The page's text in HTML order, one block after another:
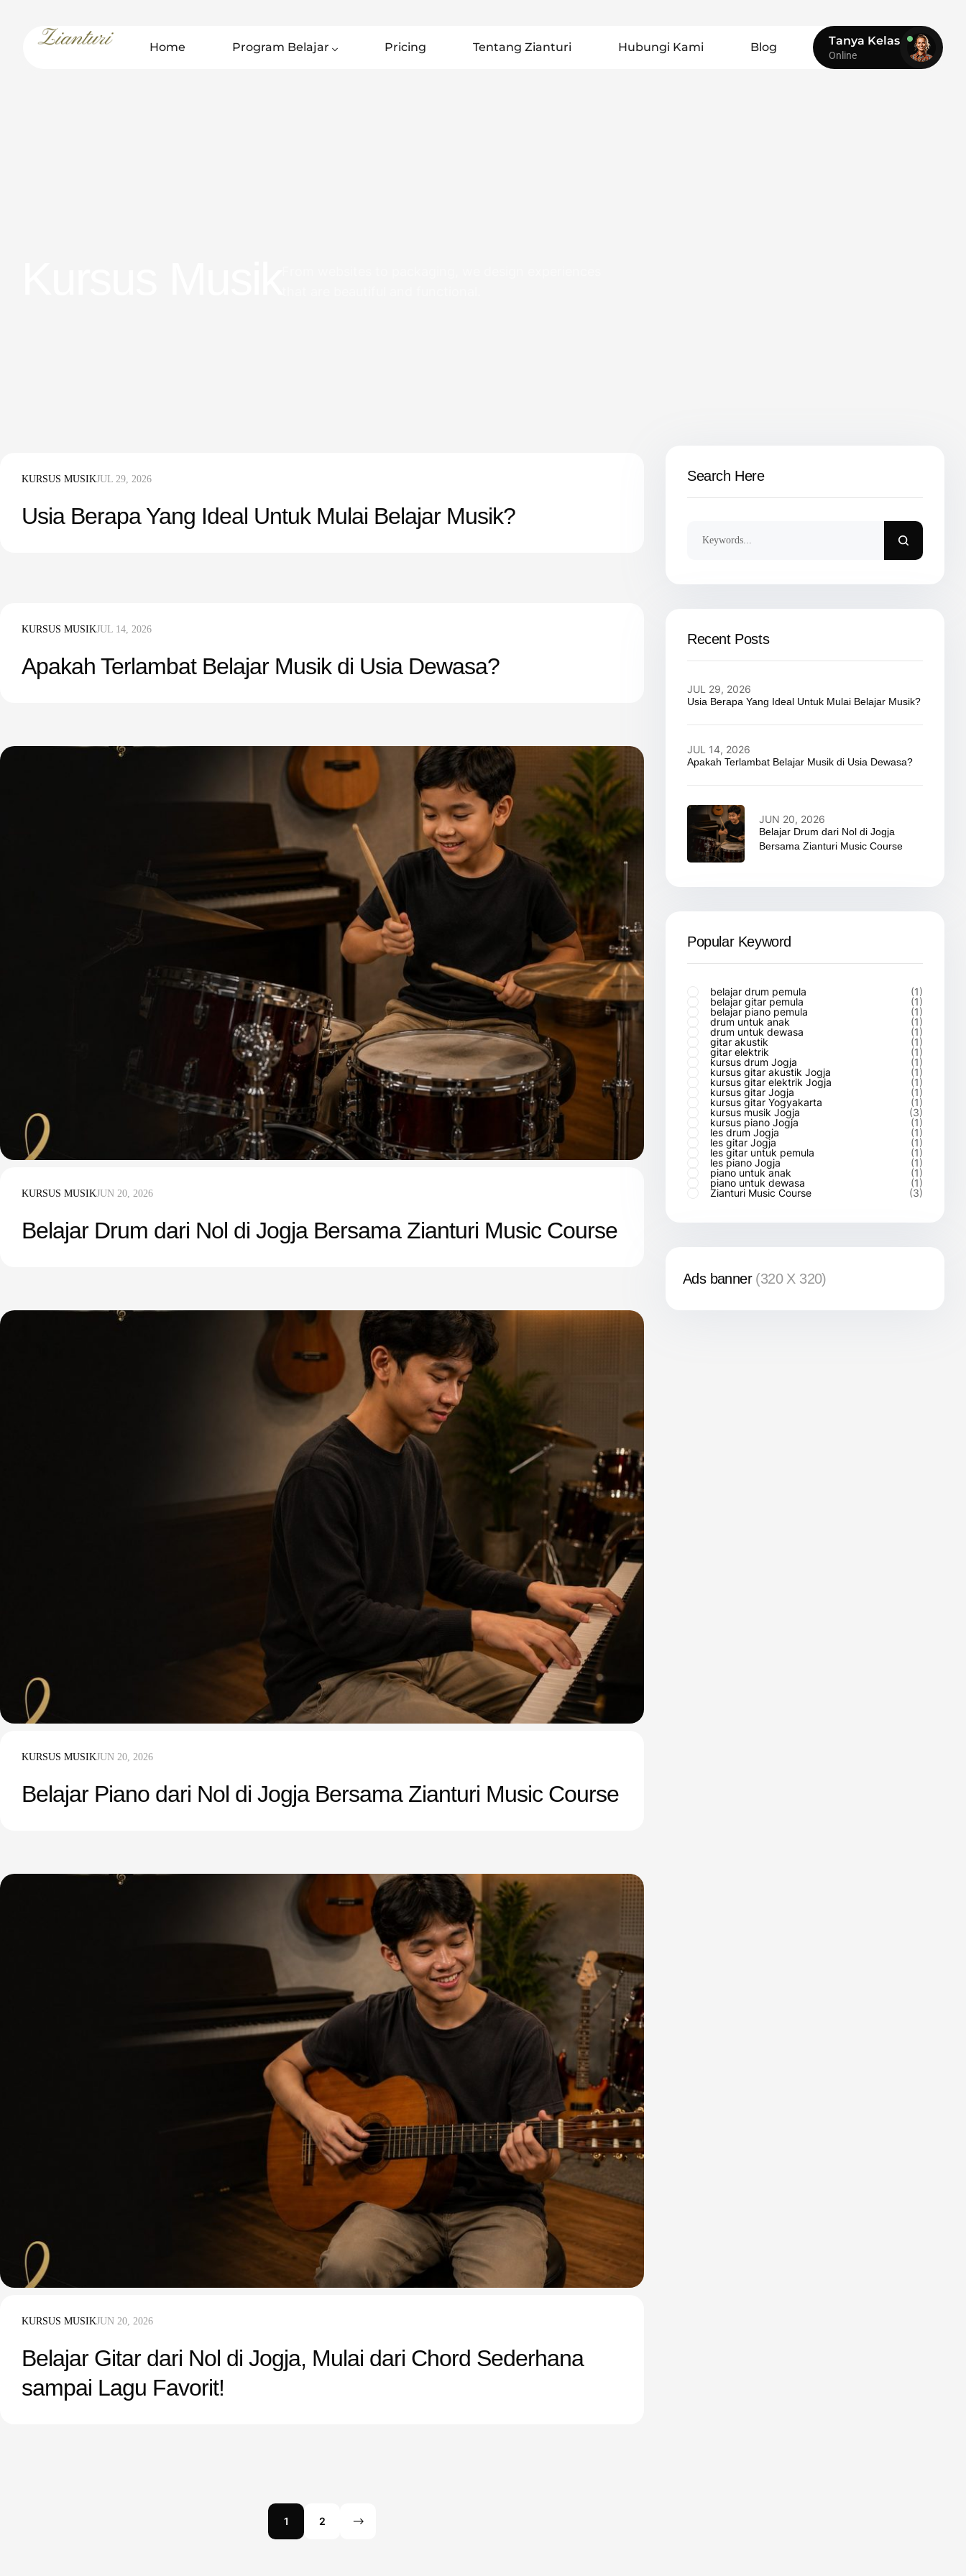
Home Program Belajar Pricing Tentang Zianturi Hubungi Kami Blog Tanya Kelas
Online
KURSUS MUSIKJUL 29, 2026
Usia Berapa Yang Ideal Untuk Mulai Belajar Musik?
KURSUS MUSIKJUL 14, 2026
Apakah Terlambat Belajar Musik di Usia Dewasa?
KURSUS MUSIKJUN 20, 2026
Belajar Drum dari Nol di Jogja Bersama Zianturi Music Course
KURSUS MUSIKJUN 20, 2026
Belajar Piano dari Nol di Jogja Bersama Zianturi Music Course
KURSUS MUSIKJUN 20, 2026
Belajar Gitar dari Nol di Jogja, Mulai dari Chord Sederhana
sampai Lagu Favorit!
1 2
Search Here
Recent Posts
Usia Berapa Yang Ideal Untuk Mulai Belajar Musik?
JUL 29, 2026
Apakah Terlambat Belajar Musik di Usia Dewasa?
JUL 14, 2026
Belajar Drum dari Nol di Jogja
Bersama Zianturi Music Course
JUN 20, 2026
Popular Keyword
belajar drum pemula
(1)
belajar gitar pemula
(1)
belajar piano pemula
(1)
drum untuk anak
(1)
drum untuk dewasa
(1)
gitar akustik
(1)
gitar elektrik
(1)
kursus drum Jogja
(1)
kursus gitar akustik Jogja
(1)
kursus gitar elektrik Jogja
(1)
kursus gitar Jogja
(1)
kursus gitar Yogyakarta
(1)
kursus musik Jogja
(3)
kursus piano Jogja
(1)
les drum Jogja
(1)
les gitar Jogja
(1)
les gitar untuk pemula
(1)
les piano Jogja
(1)
piano untuk anak
(1)
piano untuk dewasa
(1)
Zianturi Music Course
(3)
Ads banner (320 X 320)